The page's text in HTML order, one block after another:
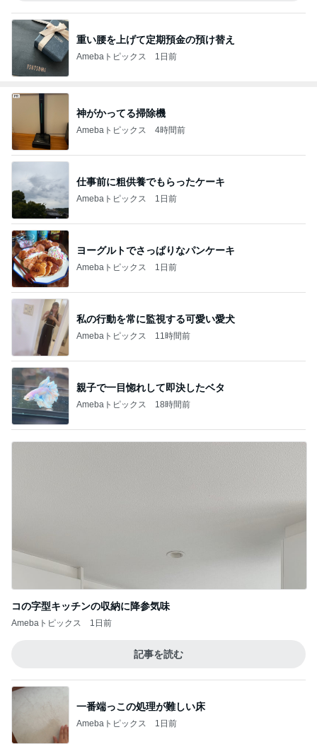
重い腰を上げて定期預金の預け替え
Amebaトピックス 1日前
神がかってる掃除機
Amebaトピックス 4時間前
仕事前に粗供養でもらったケーキ
Amebaトピックス 1日前
ヨーグルトでさっぱりなパンケーキ
Amebaトピックス 1日前
私の行動を常に監視する可愛い愛犬
Amebaトピックス 11時間前
親子で一目惚れして即決したベタ
Amebaトピックス 18時間前
コの字型キッチンの収納に降参気味
Amebaトピックス 1日前
記事を読む
一番端っこの処理が難しい床
Amebaトピックス 1日前